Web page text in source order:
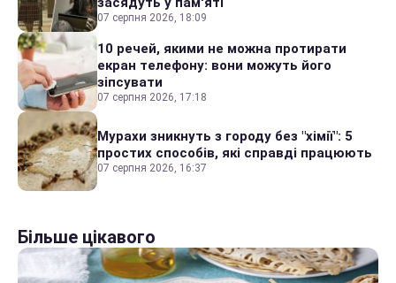
07 серпня 2026, 18:09
10 речей, якими не можна протирати
екран телефону: вони можуть його
зіпсувати
07 серпня 2026, 17:18
Мурахи зникнуть з городу без "хімії": 5
простих способів, які справді працюють
07 серпня 2026, 16:37
Більше цікавого